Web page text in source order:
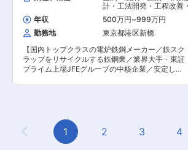
玉）、西日本（兵庫・岡山）と全国を効率的にカ
バーし、形鋼（H形鋼・溝形鋼・等辺山形鋼・不
等辺山形鋼等）、棒鋼ともに幅広い商品ラインナ
ップで高シェアを誇っています。また、それらに
次ぐ第3の中核事業として、電気炉を活用し一般
廃棄物・産業廃棄物を処理する資源リサイクル事
業にも取り組んでいます。 ・当社は企業規模と比
した教育研修制度の下、社員一人ひとりが会社を
の範囲：会社の定める業務
効率化のための改善活動 ・新規設備の導入および
既存設備の改造に関する仕様決定・業者選定・進
捗管理 ・技能系社員のマネジメントと安定稼働・
生産能力向上の推進 ■組織体制： 鹿島製造所の
製造部製鋼工場は、所属長（製造部長および製鋼
工場長）、技術系総合職（数名）、オペレーター
職（数十名）で構成されています。チームで協力
し合いながら、現場での課題解決に取り組む環境
です。 ■当社の特徴： ・JFE条鋼は全国5ヶ所に
ンション、橋梁、造船、鉄塔、フェンス等、多様
に加工され、私たちの暮らしを取り巻く様々な場
面で使用されています。 ・5ヶ所の製造拠点は、
計・工法開発・工程改善
金属加工） 製品開発（金
造プロセス開発・工法開
型）（金属・鉄鋼・ガラ
年収 500万円~999万円
勤務地
東京都港区新橋
【国内トップクラスの電炉鉄鋼メーカー／鉄スク
ラップをリサイクルする鉄鋼業／業界大手・東証
プライム上場JFEグループの中核企業／安定した
業管理エンジニアは、水島製造所の製鋼工場での
操業管理業務を担当していただきます。鉄スクラ
ップを溶解・精錬・鋳造する工程において、成分
Previous Page
1 2 3 4